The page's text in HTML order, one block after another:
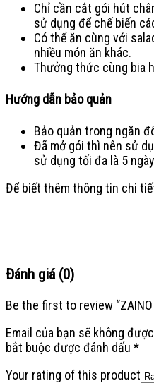
Chỉ cần cắt gói hút
sử dụng để chế biến
Có thể ăn cùng với
nhiều món ăn khác.
Thưởng thức cùng bia
Hướng dẫn bảo quản
Bảo quản trong ngăn
Đã mở gói thì nên sử
sử dụng tối đa là 5
Để biết thêm thông tin chi
Đánh giá (0)
Be the first to review “ZAINO
Email của bạn sẽ không
bắt buộc được đánh dấu *
Your rating of this product